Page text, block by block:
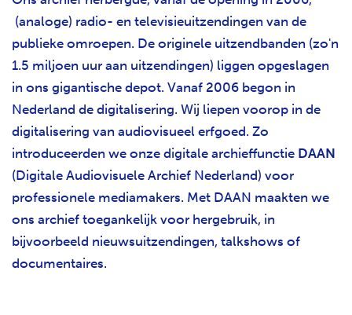
(analoge) radio- en televisieuitzendingen van de
publieke omroepen. De originele uitzendbanden (zo'n
1.5 miljoen uur aan uitzendingen) liggen opgeslagen
in ons gigantische depot. Vanaf 2006 begon in
Nederland de digitalisering. Wij liepen voorop in de
digitalisering van audiovisueel erfgoed. Zo
introduceerden we onze digitale archieffunctie DAAN
(Digitale Audiovisuele Archief Nederland) voor
professionele mediamakers. Met DAAN maakten we
ons archief toegankelijk voor hergebruik, in
bijvoorbeeld nieuwsuitzendingen, talkshows of
documentaires.